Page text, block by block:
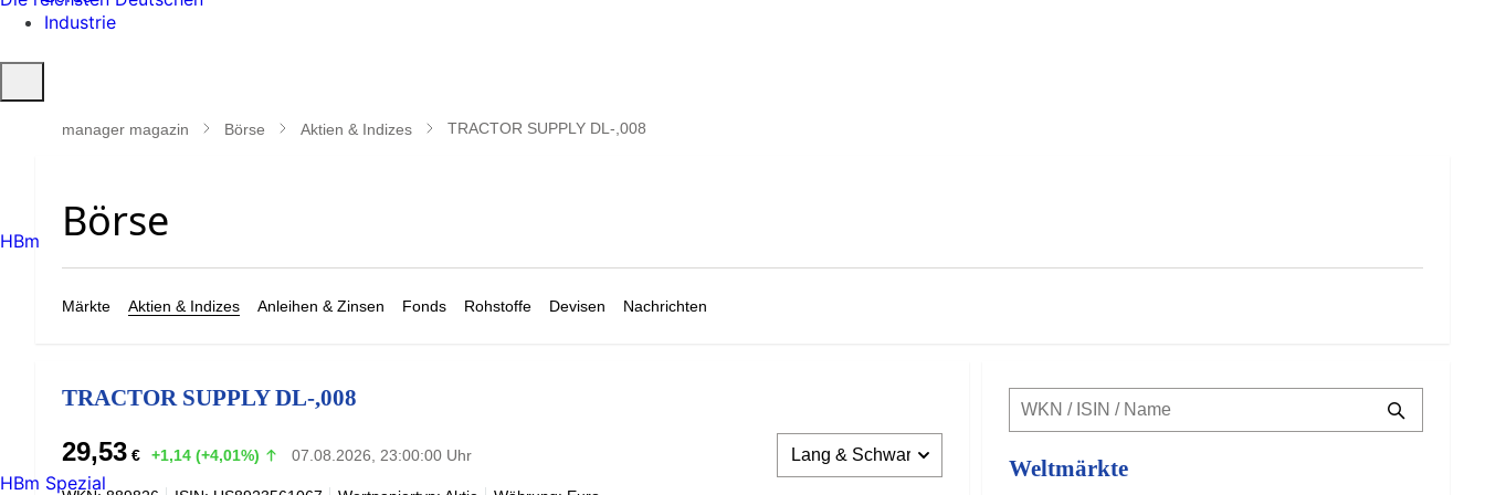
Industrie
öffnen
manager magazin Börse Aktien & Indizes TRACTOR SUPPLY DL-,008
Märkte Aktien & Indizes Anleihen & Zinsen Fonds Rohstoffe Devisen Nachrichten
TRACTOR SUPPLY DL-,008
29,53 € +1,14 (+4,01%) 07.08.2026, 23:00:00 Uhr
Weltmärkte
HBm
HBm Spezial